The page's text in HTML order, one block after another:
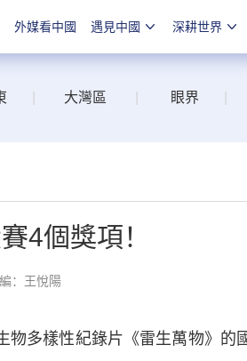
外媒看中國 遇見中國 深耕世界
大灣區 眼界
4個獎項！
：王悅陽
多樣性紀錄片《雷生萬物》的